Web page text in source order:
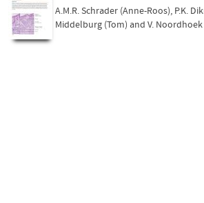
A.M.R. Schrader (Anne-Roos), P.K.
Middelburg (Tom) and V.